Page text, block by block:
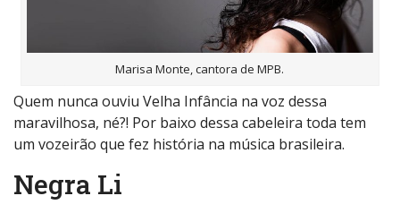
Marisa Monte, cantora de MPB.
Quem nunca ouviu Velha Infância na voz dessa
maravilhosa, né?! Por baixo dessa cabeleira toda tem
um vozeirão que fez história na música brasileira.
Negra Li